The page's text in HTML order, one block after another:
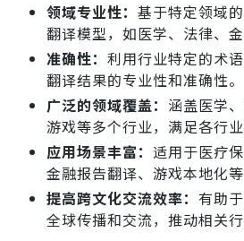
领域专业性： 基于特定领域
翻译模型，如医学、法律、金
准确性： 利用行业特定的术
翻译结果的专业性和准确性。
广泛的领域覆盖： 涵盖医学
游戏等多个行业，满足各行
应用场景丰富： 适用于医疗
金融报告翻译、游戏本地化等
提高跨文化交流效率： 有助
全球传播和交流，推动相关行